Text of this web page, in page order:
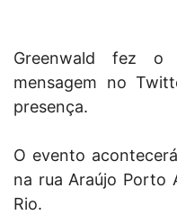
Greenwald fez
mensagem no
presença.
O evento
na rua Araújo Porto
Rio.